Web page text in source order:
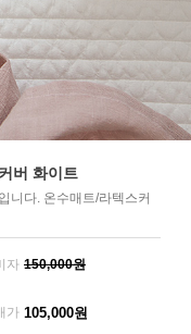
버 화이트
니다. 온수매트/라텍스커
자 150,000원
가 105,000원